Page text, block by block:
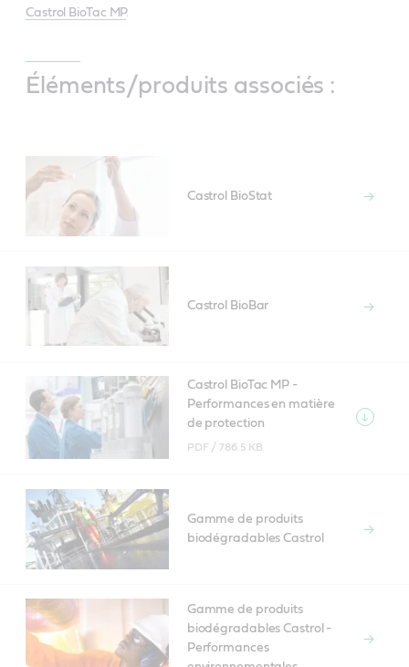
Castrol BioTac MP.
Éléments/produits associés :
Castrol BioStat
Castrol BioBar
Castrol BioTac MP -
Performances en matière
de protection
PDF /786.5 KB
Gamme de produits
biodégradables Castrol
Gamme de produits
biodégradables Castrol -
Performances